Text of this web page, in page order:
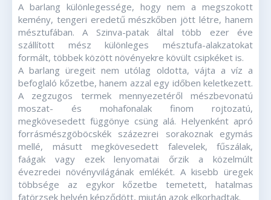
A barlang különlegessége, hogy nem a megszokott
kemény, tengeri eredetű mészkőben jött létre, hanem
mésztufában. A Szinva-patak által több ezer éve
szállított mész különleges mésztufa-alakzatokat
formált, többek között növényekre kövült csipkéket is.
A barlang üregeit nem utólag oldotta, vájta a víz a
befoglaló kőzetbe, hanem azzal egy időben keletkezett.
A zegzugos termek mennyezetéről mészbevonatú
moszat- és mohafonalak finom rojtozatú,
megkövesedett függönye csüng alá. Helyenként apró
forrásmészgöböcskék százezrei sorakoznak egymás
mellé, másutt megkövesedett falevelek, fűszálak,
faágak vagy ezek lenyomatai őrzik a közelmúlt
évezredei növényvilágának emlékét. A kisebb üregek
többsége az egykor kőzetbe temetett, hatalmas
fatörzsek helyén képződött, miután azok elkorhadtak.